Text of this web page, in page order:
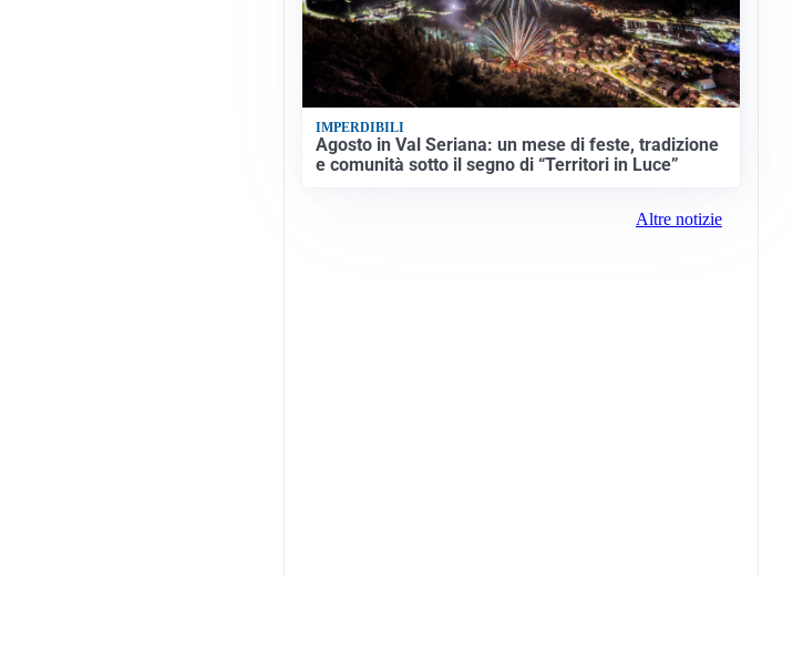
IMPERDIBILI
Agosto in Val Seriana: un mese di feste, tradizione
e comunità sotto il segno di “Territori in Luce”
Altre notizie